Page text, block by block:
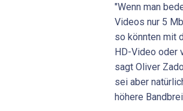
"Wenn man
Videos nur 5
so könnten mit
HD-Video oder
sagt Oliver
sei aber
höhere